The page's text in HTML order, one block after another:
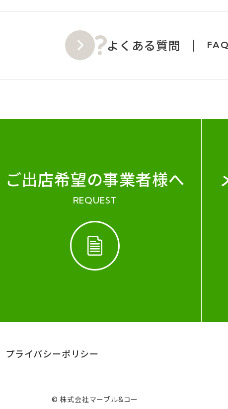
よくある質問 FAQ
ご出店希望の事業者様へ
REQUEST
プライバシーポリシー
© 株式会社マーブル&コー